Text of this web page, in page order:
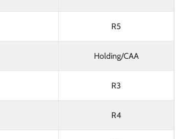
R5
Holding/CAA
R3
R4